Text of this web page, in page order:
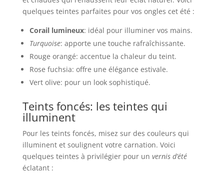
quelques teintes parfaites pour vos ongles cet été :
Corail lumineux: idéal pour illuminer vos mains.
Turquoise: apporte une touche rafraîchissante.
Rouge orangé: accentue la chaleur du teint.
Rose fuchsia: offre une élégance estivale.
Vert olive: pour un look sophistiqué.
Teints foncés: les teintes qui
illuminent
Pour les teints foncés, misez sur des couleurs qui
illuminent et soulignent votre carnation. Voici
quelques teintes à privilégier pour un vernis d’été
éclatant :